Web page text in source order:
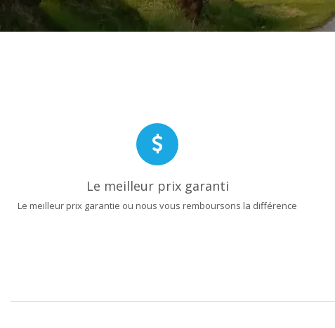
Le meilleur prix garanti
Le meilleur prix garantie ou nous vous remboursons la différence